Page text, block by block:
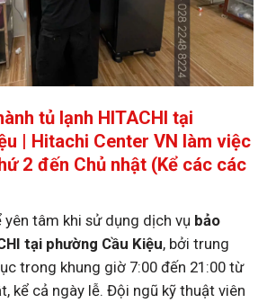
tủ lạnh HITACHI tại
| Hitachi Center VN làm việc
2 đến Chủ nhật (Kể các các
yên tâm khi sử dụng dịch vụ bảo
tại phường Cầu Kiệu, bởi trung
trong khung giờ 7:00 đến 21:00 từ
kể cả ngày lễ. Đội ngũ kỹ thuật viên